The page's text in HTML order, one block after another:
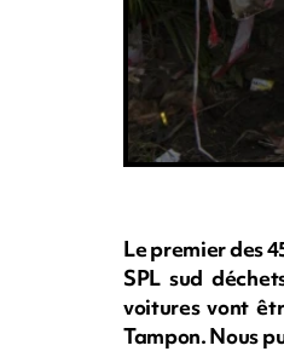
Le premier des
SPL sud
voitures vont
Tampon. Nous